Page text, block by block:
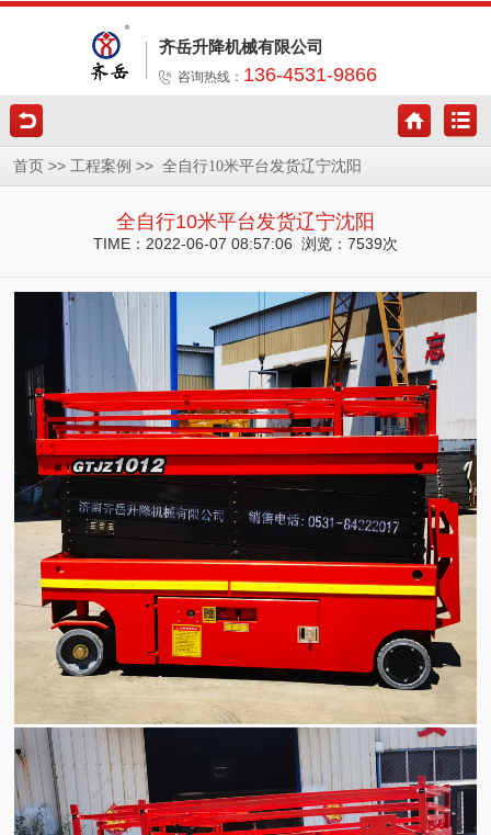
齐岳升降机械有限公司
咨询热线： 136-4531-9866
首页 >> 工程案例 >> 全自行10米平台发货辽宁沈阳
全自行10米平台发货辽宁沈阳
TIME：2022-06-07 08:57:06 浏览：7539次